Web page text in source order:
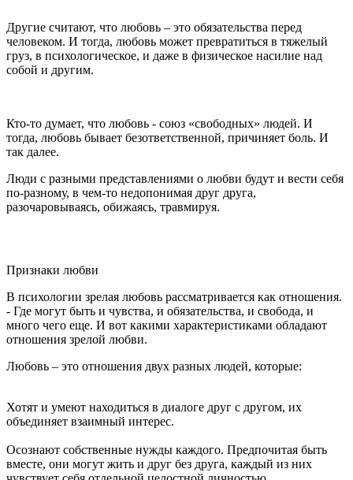
Другие считают, что любовь – это обязательства перед
человеком. И тогда, любовь может превратиться в тяжелый
груз, в психологическое, и даже в физическое насилие над
собой и другим.
Кто-то думает, что любовь - союз «свободных» людей. И
тогда, любовь бывает безответственной, причиняет боль. И
так далее.
Люди с разными представлениями о любви будут и вести себя
по-разному, в чем-то недопонимая друг друга,
разочаровываясь, обижаясь, травмируя.
Признаки любви
В психологии зрелая любовь рассматривается как отношения.
- Где могут быть и чувства, и обязательства, и свобода, и
много чего еще. И вот какими характеристиками обладают
отношения зрелой любви.
Любовь – это отношения двух разных людей, которые:
Хотят и умеют находиться в диалоге друг с другом, их
объединяет взаимный интерес.
Осознают собственные нужды каждого. Предпочитая быть
вместе, они могут жить и друг без друга, каждый из них